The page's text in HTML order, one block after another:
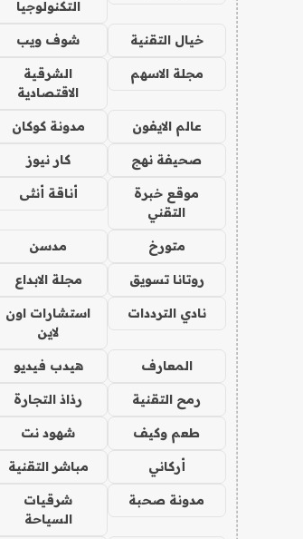
التكنولوجيا
خيال التقنية شوف ويب
مجلة الاسهم
الشرقية
الاقتصادية
عالم الايفون مدونة كوكان
صحيفة نهج كار نيوز
موقع خبرة
التقني
أناقة أنثى
متورخ مدسن
روتانا تسويق مجلة الابداع
نادي الترددات
استشارات اون
لاين
المعارف هيدب فيديو
رمح التقنية رذاذ التجارة
طعم وكيف شهود نت
أركاني مباشر التقنية
مدونة صحبة
شرقيات
السياحة